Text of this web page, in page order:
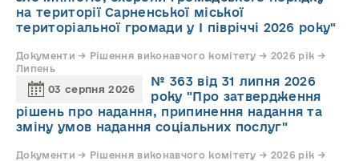
на території Сарненської міської
територіальної громади у І півріччі 2026 року"
Документи → Рішення виконавчого комітету → 2026 рік →
Липень
03 серпня 2026
№ 363 від 31 липня 2026
року "Про затвердження
рішень про надання, припинення надання та
зміну умов надання соціальних послуг"
Документи → Рішення виконавчого комітету → 2026 рік →